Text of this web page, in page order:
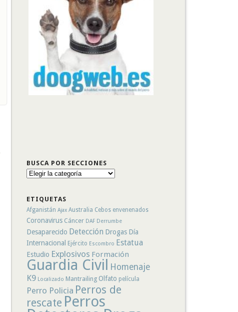
BUSCA POR SECCIONES
Busca
ETIQUETAS
Afganistán Ajax Australia Cebos envenenados
Coronavirus Cáncer DAF Derrumbe
Desaparecido Detección Drogas Día
Internacional
Ejército Escombro Estatua
Estudio Explosivos Formación
Guardia Civil
Homenaje
K9 Localizado Mantrailing Olfato película
Perro Policia Perros de
rescate Perros